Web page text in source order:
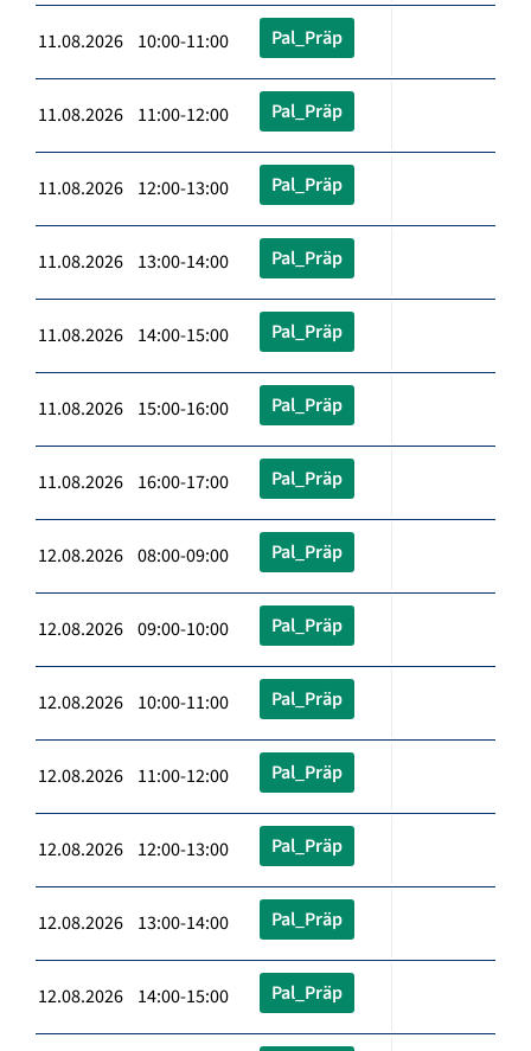
11.08.2026 10:00-11:00 Pal_Präp
11.08.2026 11:00-12:00 Pal_Präp
11.08.2026 12:00-13:00 Pal_Präp
11.08.2026 13:00-14:00 Pal_Präp
11.08.2026 14:00-15:00 Pal_Präp
11.08.2026 15:00-16:00 Pal_Präp
11.08.2026 16:00-17:00 Pal_Präp
12.08.2026 08:00-09:00 Pal_Präp
12.08.2026 09:00-10:00 Pal_Präp
12.08.2026 10:00-11:00 Pal_Präp
12.08.2026 11:00-12:00 Pal_Präp
12.08.2026 12:00-13:00 Pal_Präp
12.08.2026 13:00-14:00 Pal_Präp
12.08.2026 14:00-15:00 Pal_Präp